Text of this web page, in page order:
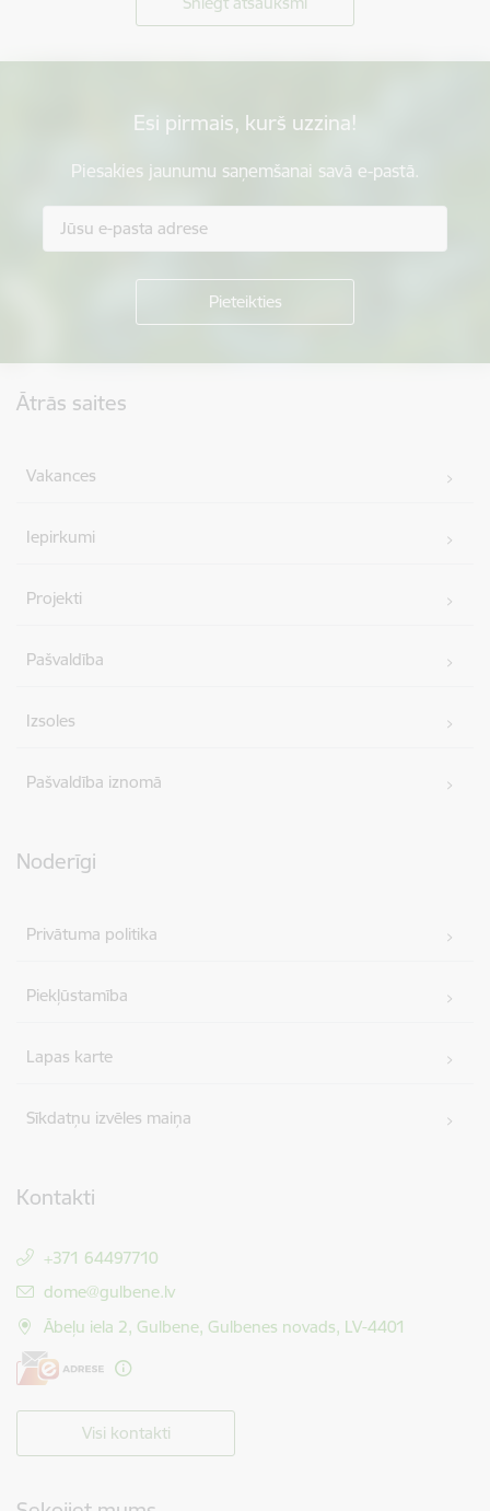
Esi pirmais, kurš uzzina!
Piesakies jaunumu saņemšanai savā e-pastā.
Ātrās saites
Vakances
Iepirkumi
Projekti
Pašvaldība
Izsoles
Pašvaldība iznomā
Noderīgi
Privātuma politika
Piekļūstamība
Lapas karte
Sīkdatņu izvēles maiņa
Kontakti
+371 64497710
E-pasts:
dome@gulbene.lv
Ābeļu iela 2, Gulbene, Gulbenes novads, LV-4401
Visi kontakti